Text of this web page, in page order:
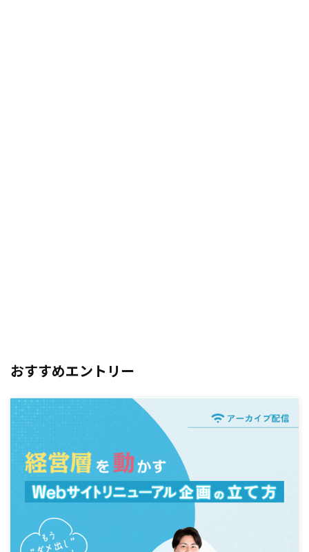
おすすめエントリー